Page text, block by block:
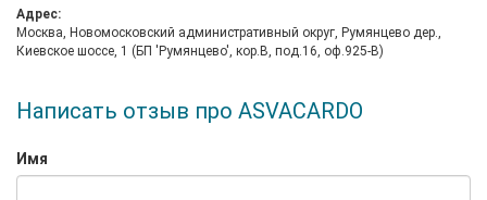
Адрес:
Москва, Новомосковский административный округ, Румянцево дер.,
Киевское шоссе, 1 (БП 'Румянцево', кор.В, под.16, оф.925-В)
Написать отзыв про ASVACARDO
Имя